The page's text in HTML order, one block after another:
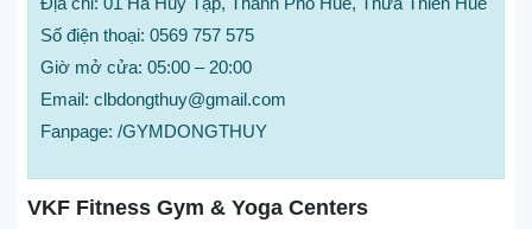
Số điện thoại: 0569 757 575
Giờ mở cửa: 05:00 – 20:00
Email: clbdongthuy@gmail.com
Fanpage: /GYMDONGTHUY
VKF Fitness Gym & Yoga Centers